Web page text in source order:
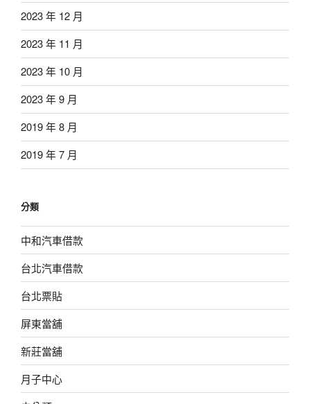
2023 年 12 月
2023 年 11 月
2023 年 10 月
2023 年 9 月
2019 年 8 月
2019 年 7 月
分類
中和汽車借款
台北汽車借款
台北票貼
屏東當舖
新莊當舖
月子中心